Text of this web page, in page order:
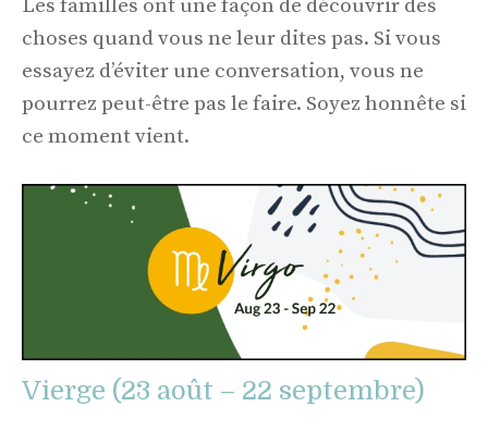
Les familles ont une façon de découvrir des
choses quand vous ne leur dites pas. Si vous
essayez d’éviter une conversation, vous ne
pourrez peut-être pas le faire. Soyez honnête si
ce moment vient.
Vierge (23 août – 22 septembre)